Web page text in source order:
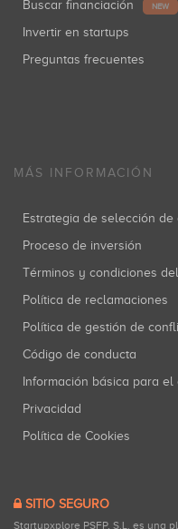
Buscar financiación NEW
Invertir en startups
Preguntas frecuentes
MÁS INFORMACIÓN
Estrategia de selección de
Proceso de inversión
Términos y condiciones
Política de reclamaciones
Política de gestión de
Código de conducta
Información básica para el
Privacidad
Política de Cookies
SITIO SEGURO
Startupxplore PSFP, S.L. es una